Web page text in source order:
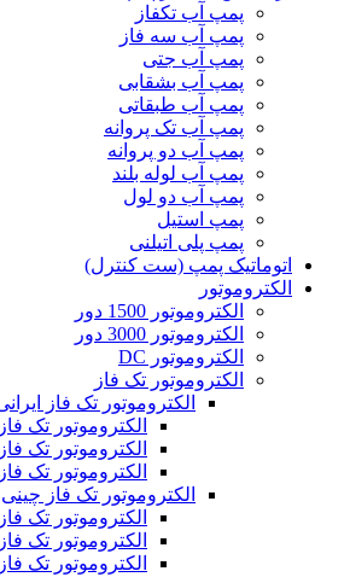
پمپ آب تکفاز
پمپ آب سه فاز
پمپ آب جتی
پمپ آب بشقابی
پمپ آب طبقاتی
پمپ آب تک پروانه
پمپ آب دو پروانه
پمپ آب لوله بلند
پمپ آب دو لول
پمپ استیل
پمپ پلی اتیلنی
اتوماتیک پمپ (ست کنترل)
الکتروموتور
الکتروموتور 1500 دور
الکتروموتور 3000 دور
الکتروموتور DC
الکتروموتور تک فاز
الکتروموتور تک فاز
الکتروموتور تک
الکتروموتور تک
الکتروموتور تک
الکتروموتور تک فاز چینی
الکتروموتور تک
الکتروموتور تک
الکتروموتور تک